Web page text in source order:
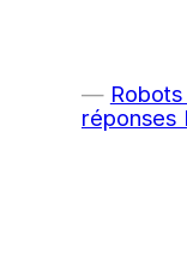
réponses